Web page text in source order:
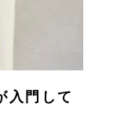
入門して